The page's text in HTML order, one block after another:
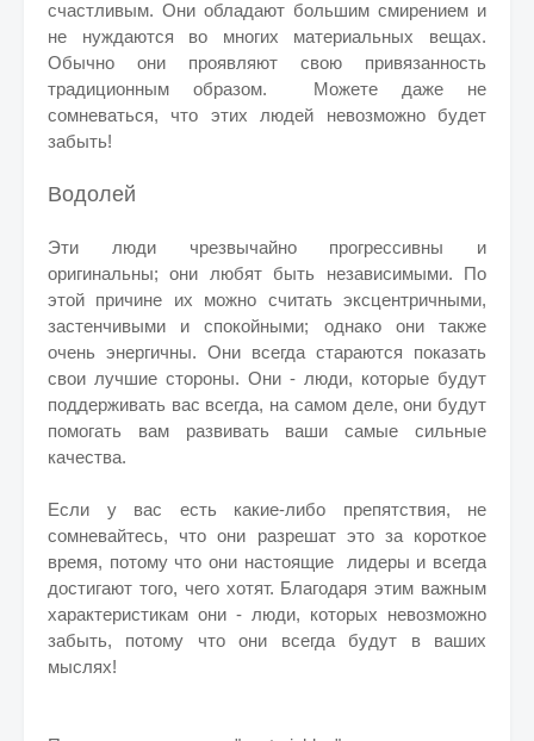
счастливым. Они обладают большим смирением и
не нуждаются во многих материальных вещах.
Обычно они проявляют свою привязанность
традиционным образом. Можете даже не
сомневаться, что этих людей невозможно будет
забыть!
Водолей
Эти люди чрезвычайно прогрессивны и
оригинальны; они любят быть независимыми. По
этой причине их можно считать эксцентричными,
застенчивыми и спокойными; однако они также
очень энергичны. Они всегда стараются показать
свои лучшие стороны. Они - люди, которые будут
поддерживать вас всегда, на самом деле, они будут
помогать вам развивать ваши самые сильные
качества.
Если у вас есть какие-либо препятствия, не
сомневайтесь, что они разрешат это за короткое
время, потому что они настоящие лидеры и всегда
достигают того, чего хотят. Благодаря этим важным
характеристикам они - люди, которых невозможно
забыть, потому что они всегда будут в ваших
мыслях!